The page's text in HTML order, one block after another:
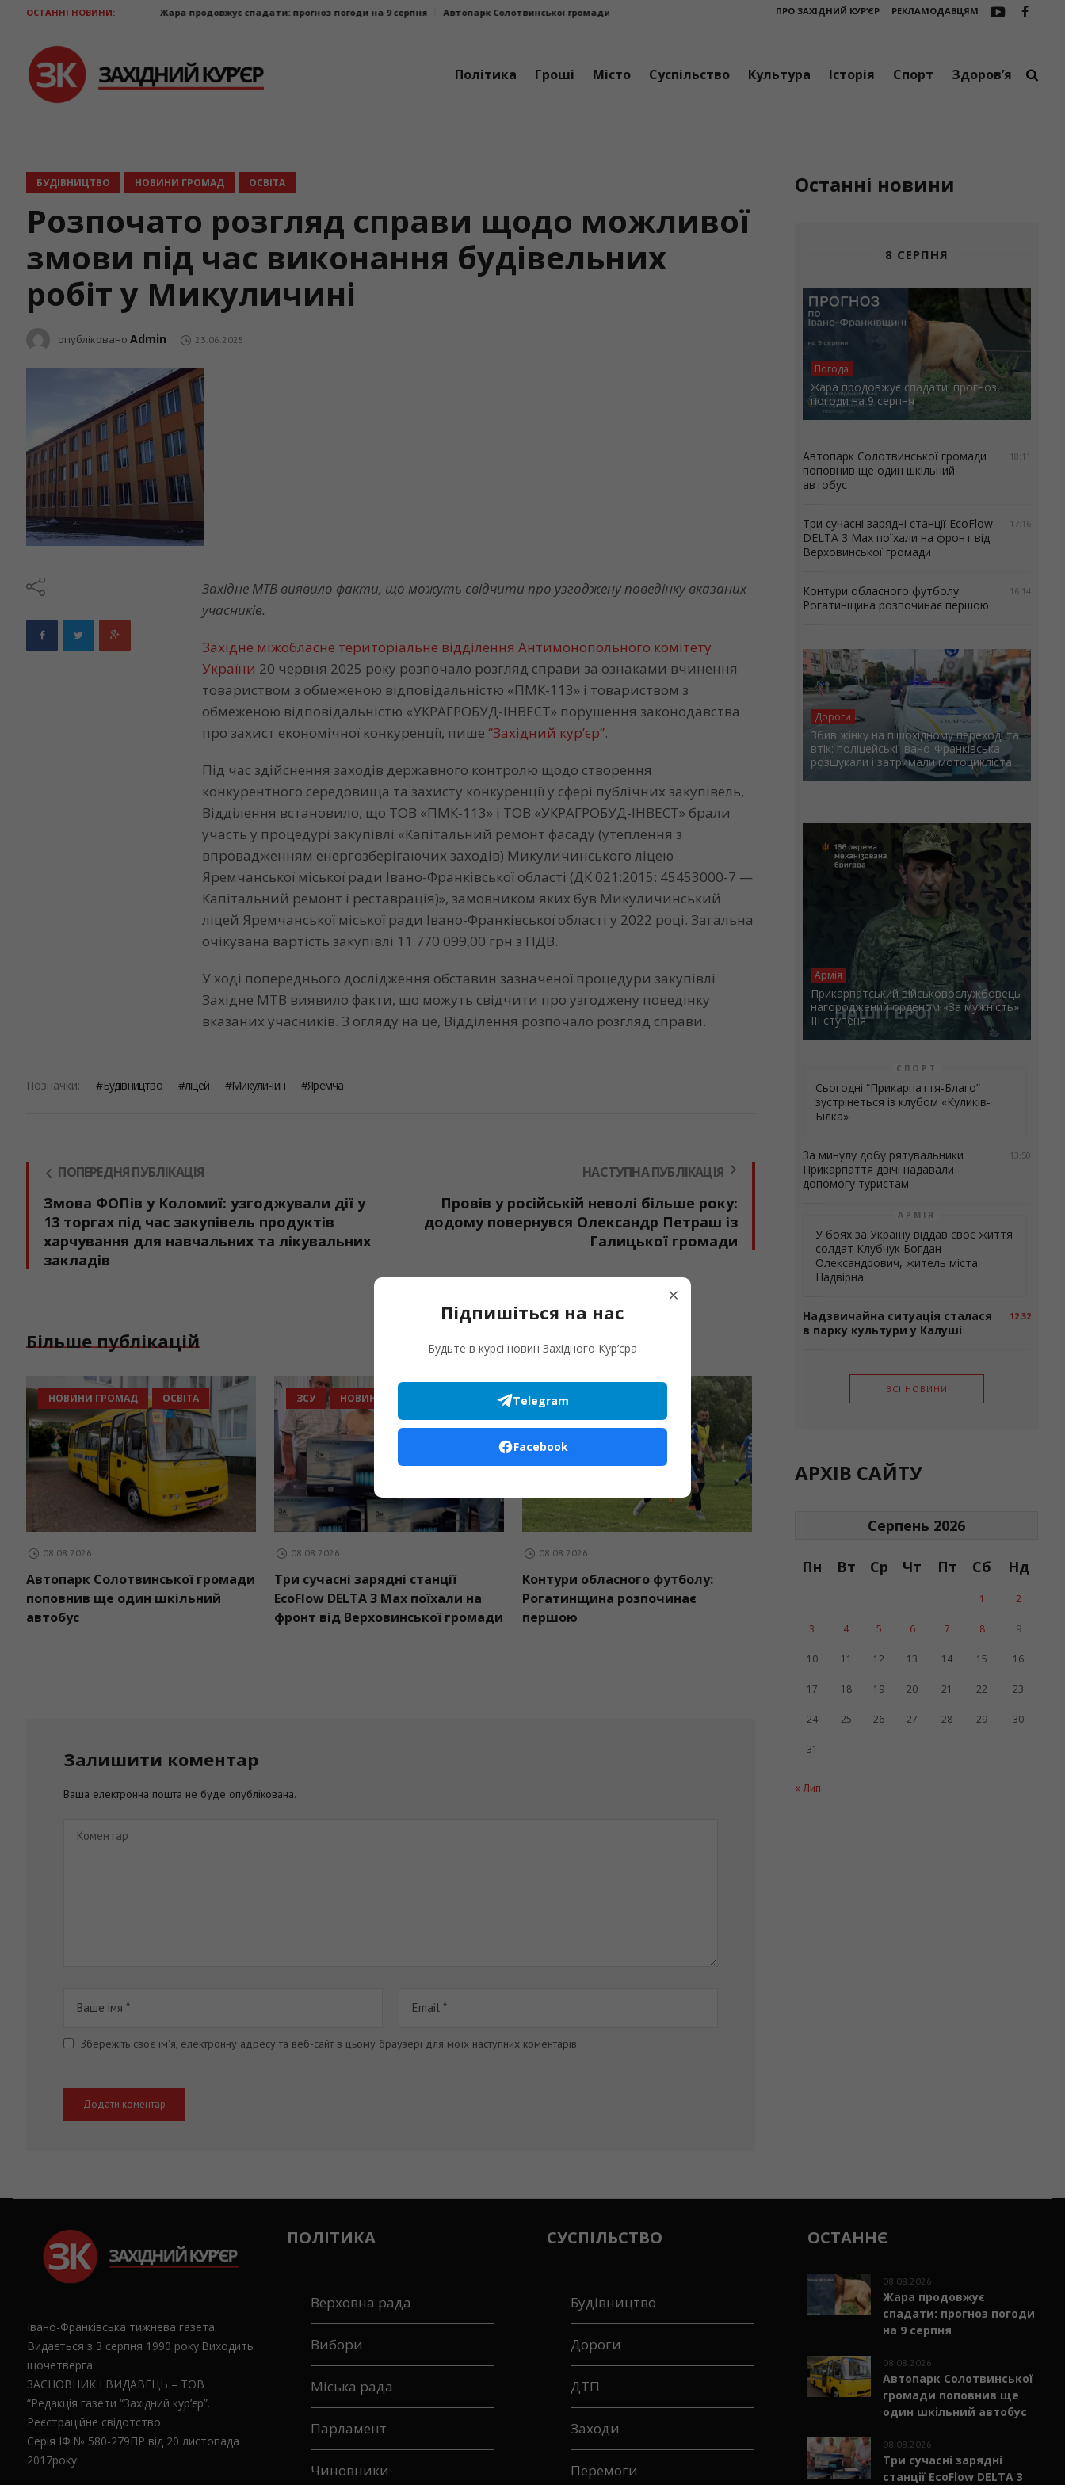
ПРО ЗАХІДНИЙ КУР’ЄР РЕКЛАМОДАВЦЯМ
ОСТАННІ НОВИНИ:Жара продовжує спадати: прогноз погоди на 9 серпня Автопарк Солотвинської громади поповнив ще один шкільний автобус Три сучасні зарядні станції EcoFlow DELTA 3 Max поїхали на
Політика Гроші Місто Суспільство Культура Історія Спорт Здоров’я
БУДІВНИЦТВО НОВИНИ ГРОМАД ОСВІТА
Розпочато розгляд справи щодо можливої
змови під час виконання будівельних
робіт у Микуличині
опублікованоAdmin 23.06.2025
Західне МТВ виявило факти, що можуть свідчити про узгоджену поведінку вказаних
учасників.
Західне міжобласне територіальне відділення Антимонопольного комітету
України 20 червня 2025 року розпочало розгляд справи за ознаками вчинення
товариством з обмеженою відповідальністю «ПМК-113» і товариством з
обмеженою відповідальністю «УКРАГРОБУД-ІНВЕСТ» порушення законодавства
про захист економічної конкуренції, пише“Західний кур’єр”.
Під час здійснення заходів державного контролю щодо створення
конкурентного середовища та захисту конкуренції у сфері публічних закупівель,
Відділення встановило, що ТОВ «ПМК-113» і ТОВ «УКРАГРОБУД-ІНВЕСТ» брали
участь у процедурі закупівлі «Капітальний ремонт фасаду (утеплення з
впровадженням енергозберігаючих заходів) Микуличинського ліцею
Яремчанської міської ради Івано-Франківської області (ДК 021:2015: 45453000-7 —
Капітальний ремонт і реставрація)», замовником яких був Микуличинський
ліцей Яремчанської міської ради Івано-Франківської області у 2022 році. Загальна
очікувана вартість закупівлі 11 770 099,00 грн з ПДВ.
У ході попереднього дослідження обставин зазначеної процедури закупівлі
Західне МТВ виявило факти, що можуть свідчити про узгоджену поведінку
вказаних учасників. З огляду на це, Відділення розпочало розгляд справи.
Позначки: Будівництво ліцей Микуличин Яремча
ПОПЕРЕДНЯ ПУБЛІКАЦІЯ
Змова ФОПів у Коломиї: узгоджували дії у
13 торгах під час закупівель продуктів
харчування для навчальних та лікувальних
закладів
НАСТУПНА ПУБЛІКАЦІЯ
Провів у російській неволі більше року:
додому повернувся Олександр Петраш із
Галицької громади
Більше публікацій
НОВИНИ ГРОМАД ОСВІТА
08.08.2026
Автопарк Солотвинської громади
поповнив ще один шкільний
автобус
ЗСУ НОВИНИ ГРОМАД
08.08.2026
Три сучасні зарядні станції
EcoFlow DELTA 3 Max поїхали на
фронт від Верховинської громади
СПОРТ
08.08.2026
Контури обласного футболу:
Рогатинщина розпочинає
першою
Залишити коментар
Ваша електронна пошта не буде опублікована.
Збережіть своє ім'я, електронну адресу та веб-сайт в цьому браузері для моїх наступних коментарів.
Останні новини
8 СЕРПНЯ
Погода
Жара продовжує спадати: прогноз
погоди на 9 серпня
18:11
Автопарк Солотвинської громади
поповнив ще один шкільний
автобус
17:16
Три сучасні зарядні станції EcoFlow
DELTA 3 Max поїхали на фронт від
Верховинської громади
16:14
Контури обласного футболу:
Рогатинщина розпочинає першою
Дороги
Збив жінку на пішохідному переході та
втік: поліцейські Івано-Франківська
розшукали і затримали мотоцикліста
Армія
Прикарпатський військовослужбовець
нагороджений орденом «За мужність»
ІІІ ступеня
СПОРТ
Сьогодні “Прикарпаття-Благо”
зустрінеться із клубом «Куликів-
Білка»
13:50
За минулу добу рятувальники
Прикарпаття двічі надавали
допомогу туристам
АРМІЯ
У боях за Україну віддав своє життя
солдат Клубчук Богдан
Олександрович, житель міста
Надвірна.
12:32
Надзвичайна ситуація сталася
в парку культури у Калуші
ВСІ НОВИНИ
АРХІВ САЙТУ
Серпень 2026
Пн Вт Ср Чт Пт Сб Нд
« Лип
1 2
3 4 5 6 7 8 9
10 11 12 13 14 15 16
17 18 19 20 21 22 23
24 25 26 27 28 29 30
31
Івано-Франківська тижнева газета.
Видається з 3 серпня 1990 року.Виходить
щочетверга.
ЗАСНОВНИК І ВИДАВЕЦЬ – ТОВ
“Редакція газети “Західний кур’єр”.
Реєстраційне свідотство:
Серія ІФ № 580-279ПР від 20 листопада
2017року.
ПОЛІТИКА
Верховна рада
Вибори
Міська рада
Парламент
Чиновники
СУСПІЛЬСТВО
Будівництво
Дороги
ДТП
Заходи
Перемоги
ОСТАННЄ
08.08.2026
Жара продовжує
спадати: прогноз погоди
на 9 серпня
08.08.2026
Автопарк Солотвинської
громади поповнив ще
один шкільний автобус
08.08.2026
Три сучасні зарядні
станції EcoFlow DELTA 3
×
Підпишіться на нас
Будьте в курсі новин Західного Кур’єра
Telegram
Facebook